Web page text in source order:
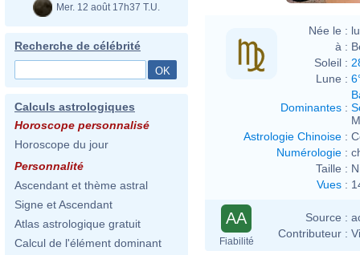
Mer. 12 août 17h37 T.U.
Recherche de célébrité
Calculs astrologiques
Horoscope personnalisé
Horoscope du jour
Personnalité
Ascendant et thème astral
Signe et Ascendant
Atlas astrologique gratuit
Calcul de l'élément dominant
Née le :
à :
Soleil :
Lune :
Dominantes :
Astrologie Chinoise :
Numérologie :
Taille :
Vues :
AA
Fiabilité
Source :
Contributeur :